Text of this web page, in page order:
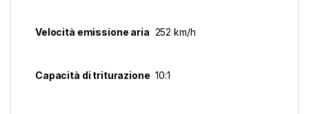
Velocità emissione aria 252 km/h
Capacità di triturazione 10:1